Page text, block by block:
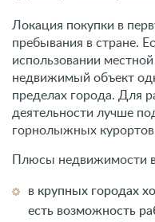
Локация покупки в
пребывания в стране.
использовании
недвижимый объект
пределах города. Для
деятельности лучше
горнолыжных
Плюсы недвижимости
в крупных городах
есть возможность